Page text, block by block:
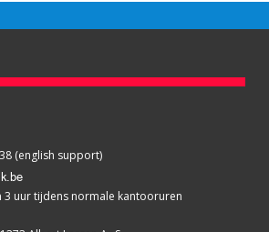
(english support)
3 uur tijdens normale kantooruren